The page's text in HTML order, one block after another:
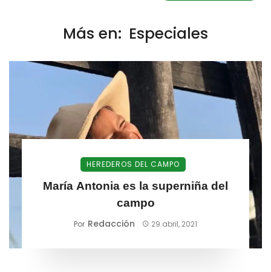
Más en: Especiales
HEREDEROS DEL CAMPO
María Antonia es la superniña del
campo
Por Redacción 29 abril, 2021